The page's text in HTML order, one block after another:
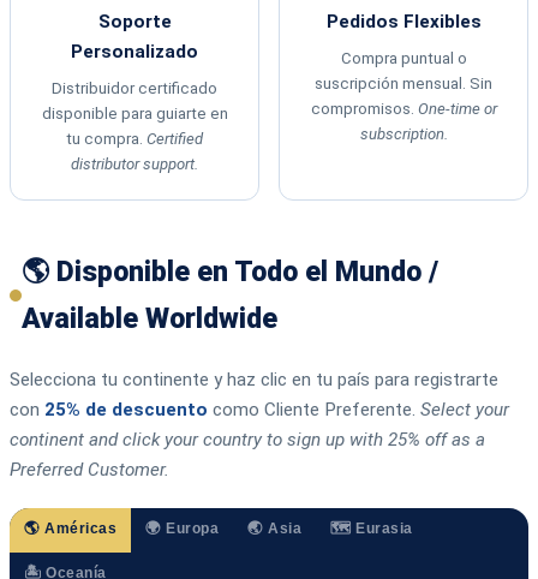
Soporte
Personalizado
Distribuidor certificado
disponible para guiarte en
tu compra. Certified
distributor support.
Pedidos Flexibles
Compra puntual o
suscripción mensual. Sin
compromisos. One-time or
subscription.
🌎 Disponible en Todo el Mundo /
Available Worldwide
Selecciona tu continente y haz clic en tu país para registrarte
con 25% de descuento como Cliente Preferente. Select your
continent and click your country to sign up with 25% off as a
Preferred Customer.
🌎 Américas 🌍 Europa 🌏 Asia 🗺️ Eurasia
🏝️ Oceanía